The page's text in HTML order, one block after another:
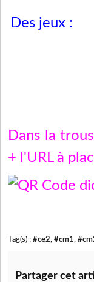
Des jeux :
Dans la
+ l'URL à
Tag(s) : #ce2, #cm1,
Partager cet